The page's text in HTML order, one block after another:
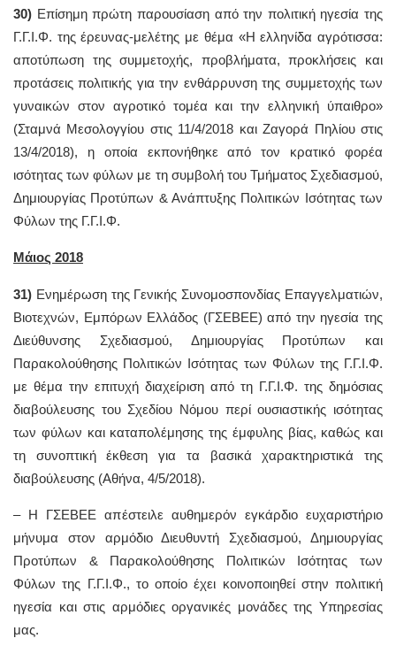
30) Επίσημη πρώτη παρουσίαση από την πολιτική ηγεσία της
Γ.Γ.Ι.Φ. της έρευνας-μελέτης με θέμα «Η ελληνίδα αγρότισσα:
αποτύπωση της συμμετοχής, προβλήματα, προκλήσεις και
προτάσεις πολιτικής για την ενθάρρυνση της συμμετοχής των
γυναικών στον αγροτικό τομέα και την ελληνική ύπαιθρο»
(Σταμνά Μεσολογγίου στις 11/4/2018 και Ζαγορά Πηλίου στις
13/4/2018), η οποία εκπονήθηκε από τον κρατικό φορέα
ισότητας των φύλων με τη συμβολή του Τμήματος Σχεδιασμού,
Δημιουργίας Προτύπων & Ανάπτυξης Πολιτικών Ισότητας των
Φύλων της Γ.Γ.Ι.Φ.
Μάιος 2018
31) Ενημέρωση της Γενικής Συνομοσπονδίας Επαγγελματιών,
Βιοτεχνών, Εμπόρων Ελλάδος (ΓΣΕΒΕΕ) από την ηγεσία της
Διεύθυνσης Σχεδιασμού, Δημιουργίας Προτύπων και
Παρακολούθησης Πολιτικών Ισότητας των Φύλων της Γ.Γ.Ι.Φ.
με θέμα την επιτυχή διαχείριση από τη Γ.Γ.Ι.Φ. της δημόσιας
διαβούλευσης του Σχεδίου Νόμου περί ουσιαστικής ισότητας
των φύλων και καταπολέμησης της έμφυλης βίας, καθώς και
τη συνοπτική έκθεση για τα βασικά χαρακτηριστικά της
διαβούλευσης (Αθήνα, 4/5/2018).
– Η ΓΣΕΒΕΕ απέστειλε αυθημερόν εγκάρδιο ευχαριστήριο
μήνυμα στον αρμόδιο Διευθυντή Σχεδιασμού, Δημιουργίας
Προτύπων & Παρακολούθησης Πολιτικών Ισότητας των
Φύλων της Γ.Γ.Ι.Φ., το οποίο έχει κοινοποιηθεί στην πολιτική
ηγεσία και στις αρμόδιες οργανικές μονάδες της Υπηρεσίας
μας.